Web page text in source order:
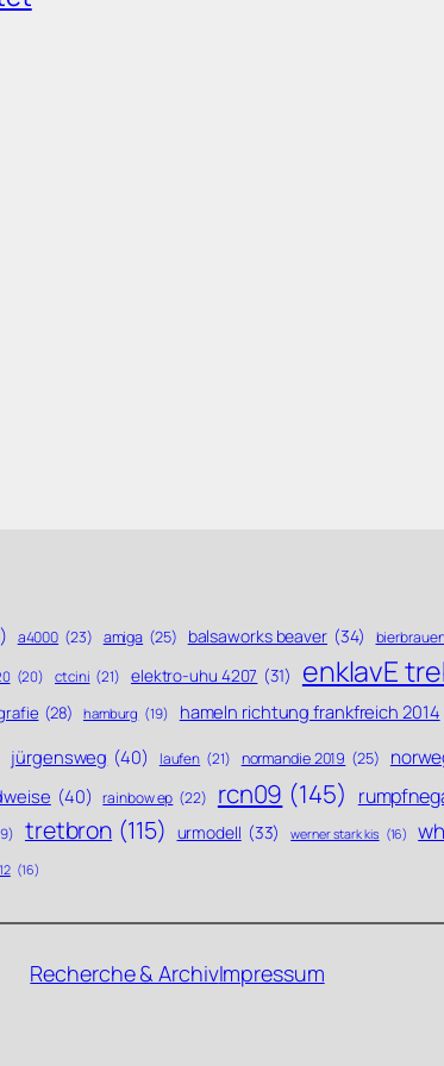
a4000 (23) amiga (25) balsaworks beaver (34)
(20) ctcini (21) elektro-uhu 4207 (31) enklavE
(28) hamburg (19) hameln richtung frankfreich 2014
jürgensweg (40) laufen (21) normandie 2019 (25)
(40) rainbow ep (22) rcn09 (145)
tretbron (115) urmodell (33) werner stark kis (16)
(16)
Recherche & ArchivImpressum